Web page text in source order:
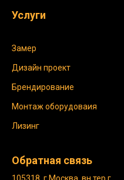
Обратная связь
Услуги
Замер
Монтаж оборудоваия
Дизайн проект
Лизинг
Брендирование